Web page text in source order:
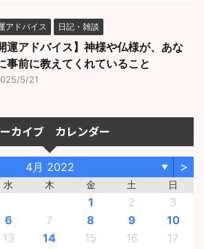
アドバイス 日記・雑談
開運アドバイス】神様や仏様が、あな
事前に教えてくれていること
5/21
カイブ カレンダー
4月 2022 ▼ >
水 木 金 土 日
1 2
3
6 7 8 9
10
13 14 15 16 17